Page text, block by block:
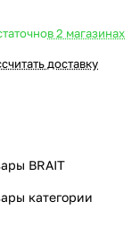
в 2 магазинах
доставку
BRAIT
категории